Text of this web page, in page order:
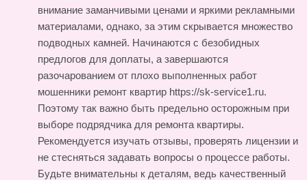
внимание заманчивыми ценами и яркими рекламными
материалами, однако, за этим скрывается множество
подводных камней. Начинаются с безобидных
предлогов для доплаты, а завершаются
разочарованием от плохо выполненных работ
мошенники ремонт квартир https://sk-service1.ru.
Поэтому так важно быть предельно осторожным при
выборе подрядчика для ремонта квартиры.
Рекомендуется изучать отзывы, проверять лицензии и
не стесняться задавать вопросы о процессе работы.
Будьте внимательны к деталям, ведь качественный